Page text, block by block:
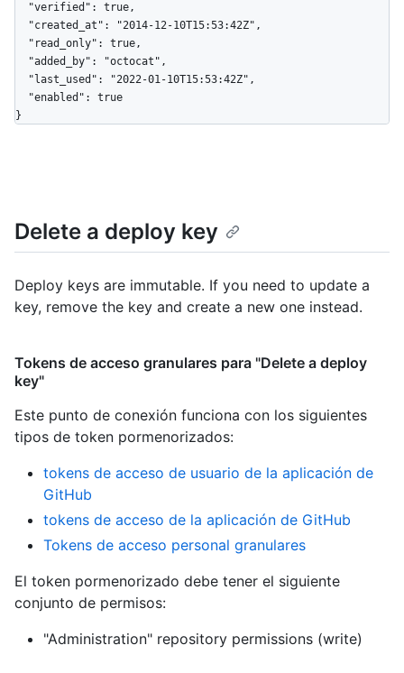
}
Delete a deploy key
Deploy keys are immutable. If you need to update a
key, remove the key and create a new one instead.
Tokens de acceso granulares para "Delete a deploy
key"
Este punto de conexión funciona con los siguientes
tipos de token pormenorizados:
tokens de acceso de usuario de la aplicación de
GitHub
tokens de acceso de la aplicación de GitHub
Tokens de acceso personal granulares
El token pormenorizado debe tener el siguiente
conjunto de permisos:
"Administration" repository permissions (write)